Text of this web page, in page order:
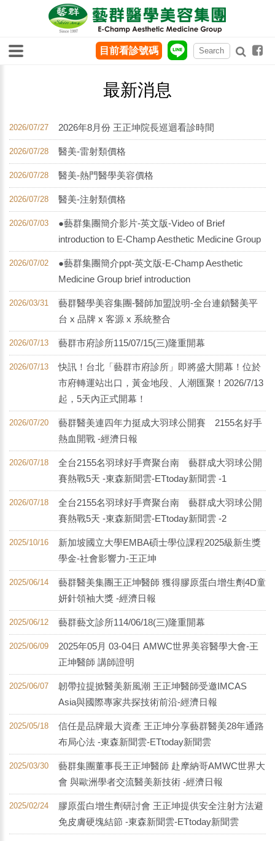
最新消息
2026/07/27 2026年8月份 王正坤院長巡迴看診時間
2026/07/28 醫美-雷射類價格
2026/07/28 醫美-熱門醫學美容價格
2026/07/28 醫美-注射類價格
2026/07/03
●藝群集團簡介影片-英文版-Video of Brief
introduction to E-Champ Aesthetic Medicine Group
2026/07/02
●藝群集團簡介ppt-英文版-E-Champ Aesthetic
Medicine Group brief introduction
2026/03/31
藝群醫學美容集團-醫師加盟說明-全台連鎖醫美平
台 x 品牌 x 客源 x 系統整合
2026/07/13 藝群市府診所115/07/15(三)隆重開幕
2026/07/13
快訊！台北「藝群市府診所」即將盛大開幕！位於
市府轉運站出口，黃金地段、人潮匯聚！2026/7/13
起，5天內正式開幕！
2026/07/20
藝群醫美連四年力挺成大羽球公開賽 2155名好手
熱血開戰 -經濟日報
2026/07/18
全台2155名羽球好手齊聚台南 藝群成大羽球公開
賽熱戰5天 -東森新聞雲-ETtoday新聞雲 -1
2026/07/18
全台2155名羽球好手齊聚台南 藝群成大羽球公開
賽熱戰5天 -東森新聞雲-ETtoday新聞雲 -2
2025/10/16
新加坡國立大學EMBA碩士學位課程2025級新生獎
學金-社會影響力-王正坤
2025/06/14
藝群醫美集團王正坤醫師 獲得膠原蛋白增生劑4D童
妍針領袖大獎 -經濟日報
2025/06/12 藝群藝文診所114/06/18(三)隆重開幕
2025/06/09
2025年05月 03-04日 AMWC世界美容醫學大會-王
正坤醫師 講師證明
2025/06/07
韌帶拉提掀醫美新風潮 王正坤醫師受邀IMCAS
Asia與國際專家共探技術前沿-經濟日報
2025/05/18
信任是品牌最大資產 王正坤分享藝群醫美28年通路
布局心法 -東森新聞雲-ETtoday新聞雲
2025/03/30
藝群集團董事長王正坤醫師 赴摩納哥AMWC世界大
會 與歐洲學者交流醫美新技術 -經濟日報
2025/02/24
膠原蛋白增生劑研討會 王正坤提供安全注射方法避
免皮膚硬塊結節 -東森新聞雲-ETtoday新聞雲
目前看診號碼